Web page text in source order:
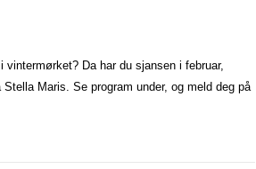
Da har du sjansen i februar,
Maris. Se program under, og meld deg på